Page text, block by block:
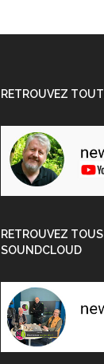
RETROUVEZ
RETROUVEZ
SOUNDCLOUD